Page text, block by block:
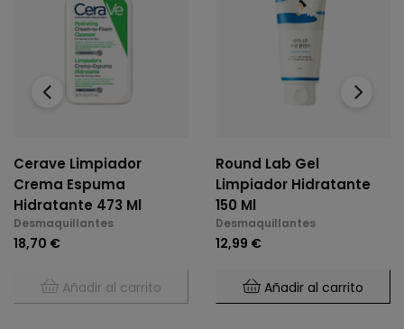
Cerave Limpiador
Crema Espuma
Hidratante 473 Ml
Desmaquillantes
18,70 €
Añadir al carrito
Round Lab Gel
Limpiador Hidratante
150 Ml
Desmaquillantes
12,99 €
Añadir al carrito
‹ ›